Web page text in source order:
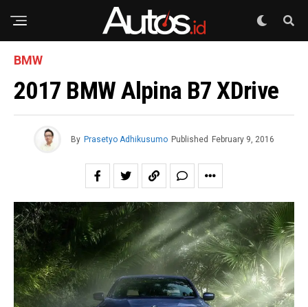
BMW
2017 BMW Alpina B7 XDrive
By Prasetyo Adhikusumo Published February 9, 2016